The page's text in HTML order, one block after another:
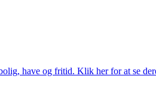
have og fritid. Klik her for at se